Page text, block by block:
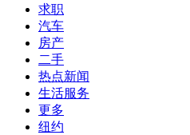
求职
汽车
房产
二手
热点新闻
生活服务
更多
纽约